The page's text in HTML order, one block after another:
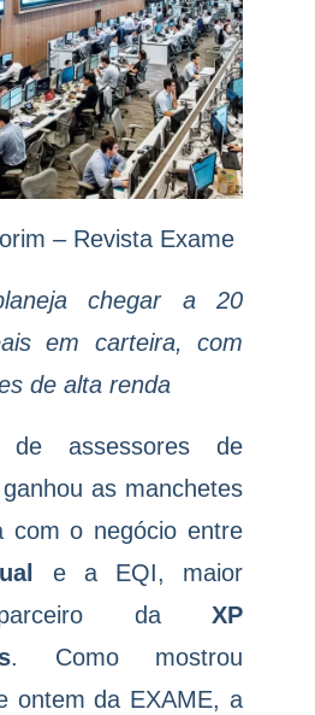
– Revista Exame
chegar a 20
em carteira, com
de alta renda
assessores de
as manchetes
com o negócio entre
e a EQI, maior
parceiro da XP
. Como mostrou
ontem da EXAME, a